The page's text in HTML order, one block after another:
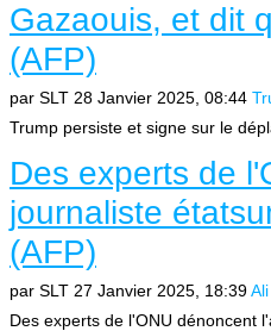
Gazaouis, et dit
(AFP)
par SLT 28 Janvier 2025, 08:44
Trump persiste et signe sur le
Des experts de
journaliste
(AFP)
par SLT 27 Janvier 2025, 18:39
Des experts de l'ONU dénoncent